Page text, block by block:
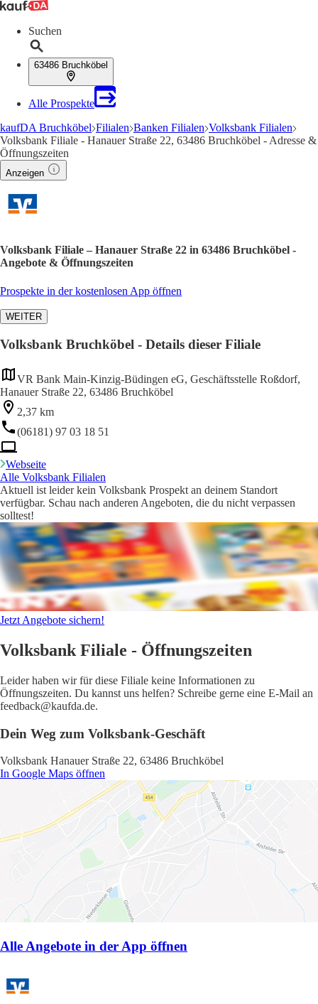
Suchen
63486 Bruchköbel
Alle Prospekte
kaufDA Bruchköbel Filialen Banken Filialen Volksbank Filialen
Volksbank Filiale - Hanauer Straße 22, 63486 Bruchköbel - Adresse &
Öffnungszeiten
Anzeigen
Volksbank Filiale – Hanauer Straße 22 in 63486 Bruchköbel -
Angebote & Öffnungszeiten
Prospekte in der kostenlosen App öffnen
WEITER
Volksbank Bruchköbel - Details dieser Filiale
VR Bank Main-Kinzig-Büdingen eG, Geschäftsstelle Roßdorf,
Hanauer Straße 22, 63486 Bruchköbel
2,37 km
(06181) 97 03 18 51
Webseite
Alle Volksbank Filialen
Aktuell ist leider kein Volksbank Prospekt an deinem Standort
verfügbar. Schau nach anderen Angeboten, die du nicht verpassen
solltest!
Jetzt Angebote sichern!
Volksbank Filiale - Öffnungszeiten
Leider haben wir für diese Filiale keine Informationen zu
Öffnungszeiten. Du kannst uns helfen? Schreibe gerne eine E-Mail an
feedback@kaufda.de.
Dein Weg zum Volksbank-Geschäft
Volksbank Hanauer Straße 22, 63486 Bruchköbel
In Google Maps öffnen
Alle Angebote in der App öffnen